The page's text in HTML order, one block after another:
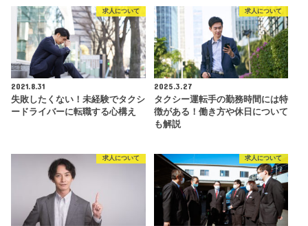
求人について
2021.8.31
失敗したくない！未経験でタクシ
ードライバーに転職する心構え
求人について
2025.3.27
タクシー運転手の勤務時間には特
徴がある！働き方や休日について
も解説
求人について 求人について